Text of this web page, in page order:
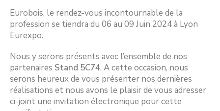
Eurobois, le rendez-vous incontournable de la
profession se tiendra du 06 au 09 Juin 2024 à Lyon
Eurexpo.
Nous y serons présents avec l’ensemble de nos
partenaires Stand 5C74. A cette occasion, nous
serons heureux de vous présenter nos dernières
réalisations et nous avons le plaisir de vous adresser
ci-joint une invitation électronique pour cette